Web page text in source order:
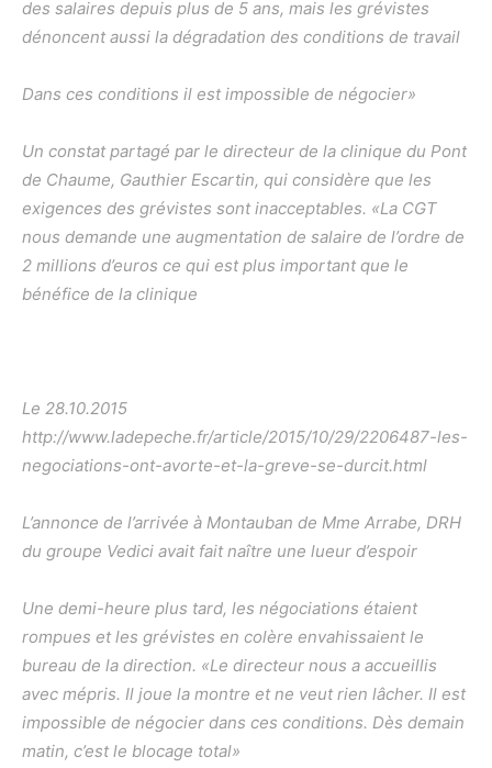
des salaires depuis plus de 5 ans, mais les grévistes
dénoncent aussi la dégradation des conditions de travail
Dans ces conditions il est impossible de négocier»
Un constat partagé par le directeur de la clinique du Pont
de Chaume, Gauthier Escartin, qui considère que les
exigences des grévistes sont inacceptables. «La CGT
nous demande une augmentation de salaire de l’ordre de
2 millions d’euros ce qui est plus important que le
bénéfice de la clinique
Le 28.10.2015
http://www.ladepeche.fr/article/2015/10/29/2206487-les-
negociations-ont-avorte-et-la-greve-se-durcit.html
L’annonce de l’arrivée à Montauban de Mme Arrabe, DRH
du groupe Vedici avait fait naître une lueur d’espoir
Une demi-heure plus tard, les négociations étaient
rompues et les grévistes en colère envahissaient le
bureau de la direction. «Le directeur nous a accueillis
avec mépris. Il joue la montre et ne veut rien lâcher. Il est
impossible de négocier dans ces conditions. Dès demain
matin, c’est le blocage total»